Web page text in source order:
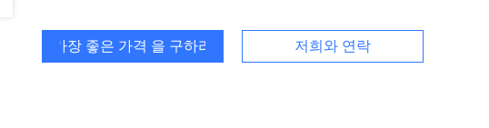
가장 좋은 가격 을 구하라 저희와 연락